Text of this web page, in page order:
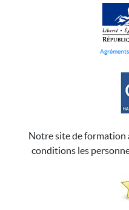
Notre site de formation
conditions les